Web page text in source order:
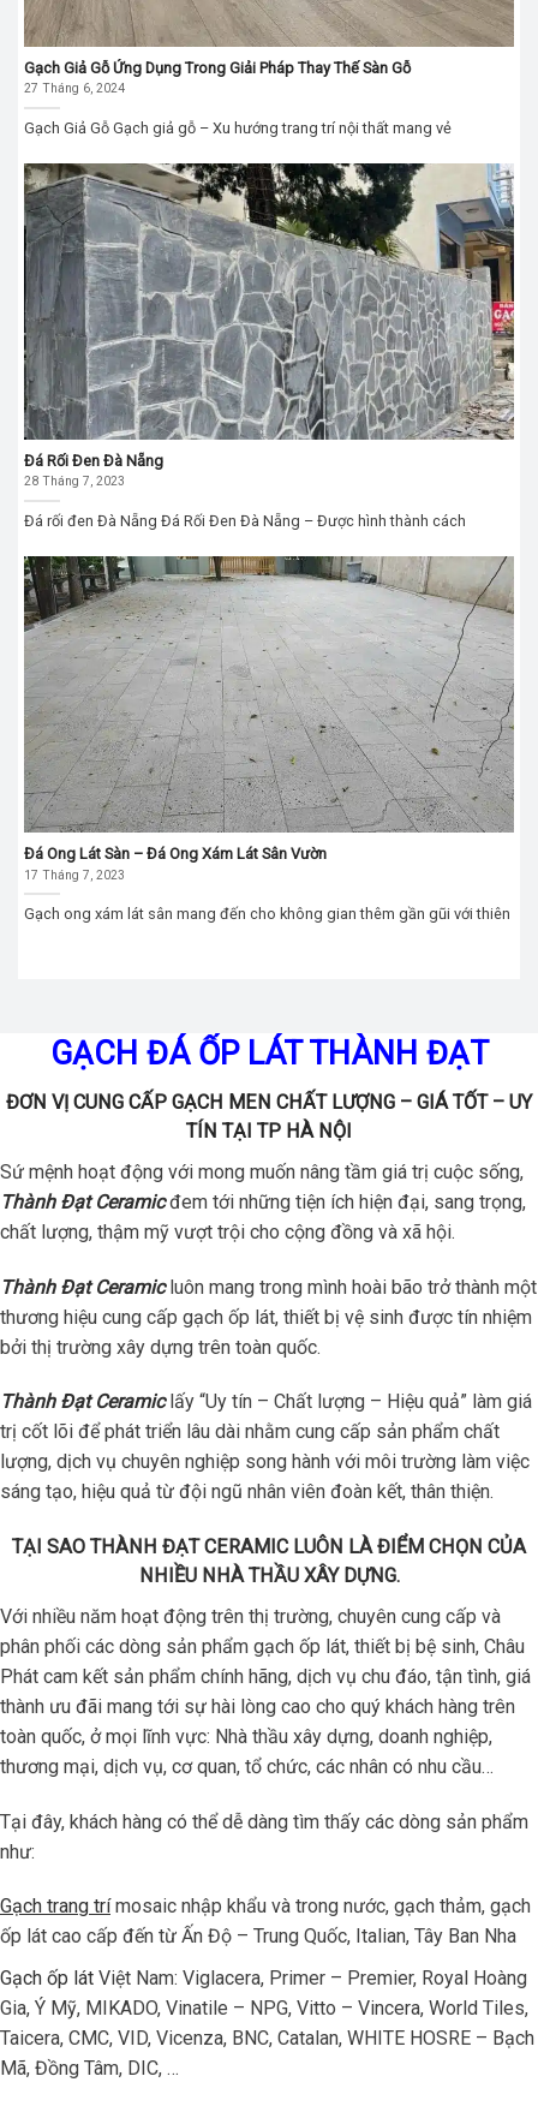
Gạch Giả Gỗ Ứng Dụng Trong Giải Pháp Thay Thế Sàn Gỗ
27 Tháng 6, 2024
Gạch Giả Gỗ Gạch giả gỗ – Xu hướng trang trí nội thất mang vẻ
Đá Rối Đen Đà Nẵng
28 Tháng 7, 2023
Đá rối đen Đà Nẵng Đá Rối Đen Đà Nẵng – Được hình thành cách
Đá Ong Lát Sàn – Đá Ong Xám Lát Sân Vườn
17 Tháng 7, 2023
Gạch ong xám lát sân mang đến cho không gian thêm gần gũi với thiên
GẠCH ĐÁ ỐP LÁT THÀNH ĐẠT
ĐƠN VỊ CUNG CẤP GẠCH MEN CHẤT LƯỢNG – GIÁ TỐT – UY
TÍN TẠI TP HÀ NỘI
Sứ mệnh hoạt động với mong muốn nâng tầm giá trị cuộc sống,
Thành Đạt Ceramicđem tới những tiện ích hiện đại, sang trọng,
chất lượng, thậm mỹ vượt trội cho cộng đồng và xã hội.
Thành Đạt Ceramicluôn mang trong mình hoài bão trở thành một
thương hiệu cung cấp gạch ốp lát, thiết bị vệ sinh được tín nhiệm
bởi thị trường xây dựng trên toàn quốc.
Thành Đạt Ceramiclấy “Uy tín – Chất lượng – Hiệu quả” làm giá
trị cốt lõi để phát triển lâu dài nhằm cung cấp sản phẩm chất
lượng, dịch vụ chuyên nghiệp song hành với môi trường làm việc
sáng tạo, hiệu quả từ đội ngũ nhân viên đoàn kết, thân thiện.
TẠI SAO THÀNH ĐẠT CERAMIC LUÔN LÀ ĐIỂM CHỌN CỦA
NHIỀU NHÀ THẦU XÂY DỰNG.
Với nhiều năm hoạt động trên thị trường, chuyên cung cấp và
phân phối các dòng sản phẩm gạch ốp lát, thiết bị bệ sinh, Châu
Phát cam kết sản phẩm chính hãng, dịch vụ chu đáo, tận tình, giá
thành ưu đãi mang tới sự hài lòng cao cho quý khách hàng trên
toàn quốc, ở mọi lĩnh vực: Nhà thầu xây dựng, doanh nghiệp,
thương mại, dịch vụ, cơ quan, tổ chức, các nhân có nhu cầu…
Tại đây, khách hàng có thể dễ dàng tìm thấy các dòng sản phẩm
như:
Gạch trang trímosaic nhập khẩu và trong nước, gạch thảm, gạch
ốp lát cao cấp đến từ Ấn Độ – Trung Quốc, Italian, Tây Ban Nha
Gạch ốp lát Việt Nam: Viglacera, Primer – Premier, Royal Hoàng
Gia, Ý Mỹ, MIKADO, Vinatile – NPG, Vitto – Vincera, World Tiles,
Taicera, CMC, VID, Vicenza, BNC, Catalan, WHITE HOSRE – Bạch
Mã, Đồng Tâm, DIC, …